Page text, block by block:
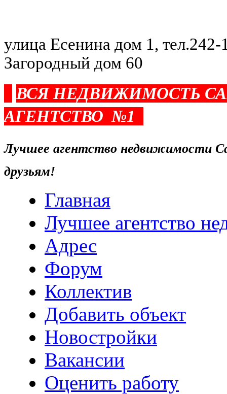
улица Есенина дом 1,
Загородный дом 60
ВСЯ НЕДВИЖИМОСТЬ
АГЕНТСТВО №1
Лучшее агентство недвижимости
друзьям!
Главная
Лучшее агентство
Адрес
Форум
Коллектив
Добавить объект
Новостройки
Вакансии
Оценить работу